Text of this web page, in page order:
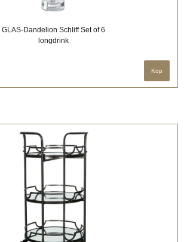
GLAS-Dandelion Schliff Set of 6
longdrink